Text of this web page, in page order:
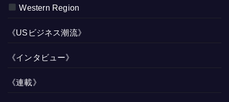
Western Region
《USビジネス潮流》
《インタビュー》
《連載》